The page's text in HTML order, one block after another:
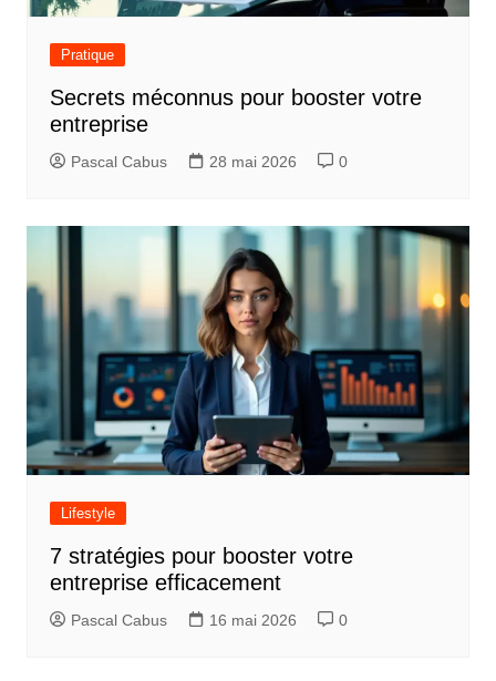
Pratique
Secrets méconnus pour booster votre
entreprise
Pascal Cabus 28 mai 2026 0
Lifestyle
7 stratégies pour booster votre
entreprise efficacement
Pascal Cabus 16 mai 2026 0